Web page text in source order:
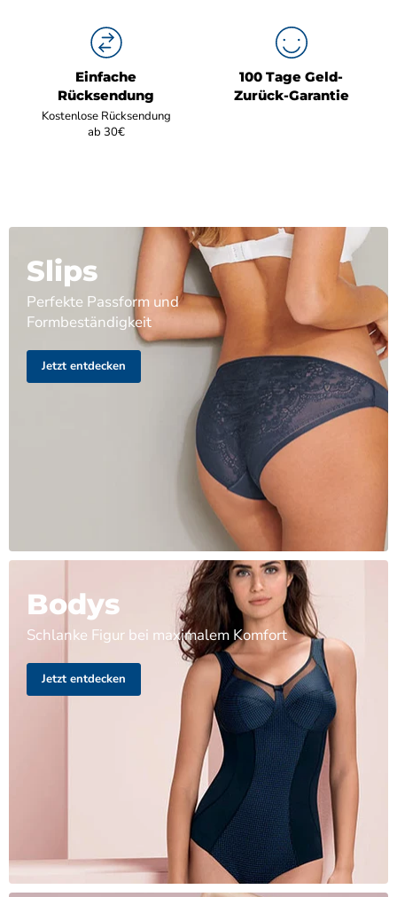
Einfache
Rücksendung
Kostenlose Rücksendung
ab 30€
100 Tage Geld-
Zurück-Garantie
Slips
Perfekte Passform und
Formbeständigkeit
Jetzt entdecken
Bodys
Schlanke Figur bei maximalem Komfort
Jetzt entdecken